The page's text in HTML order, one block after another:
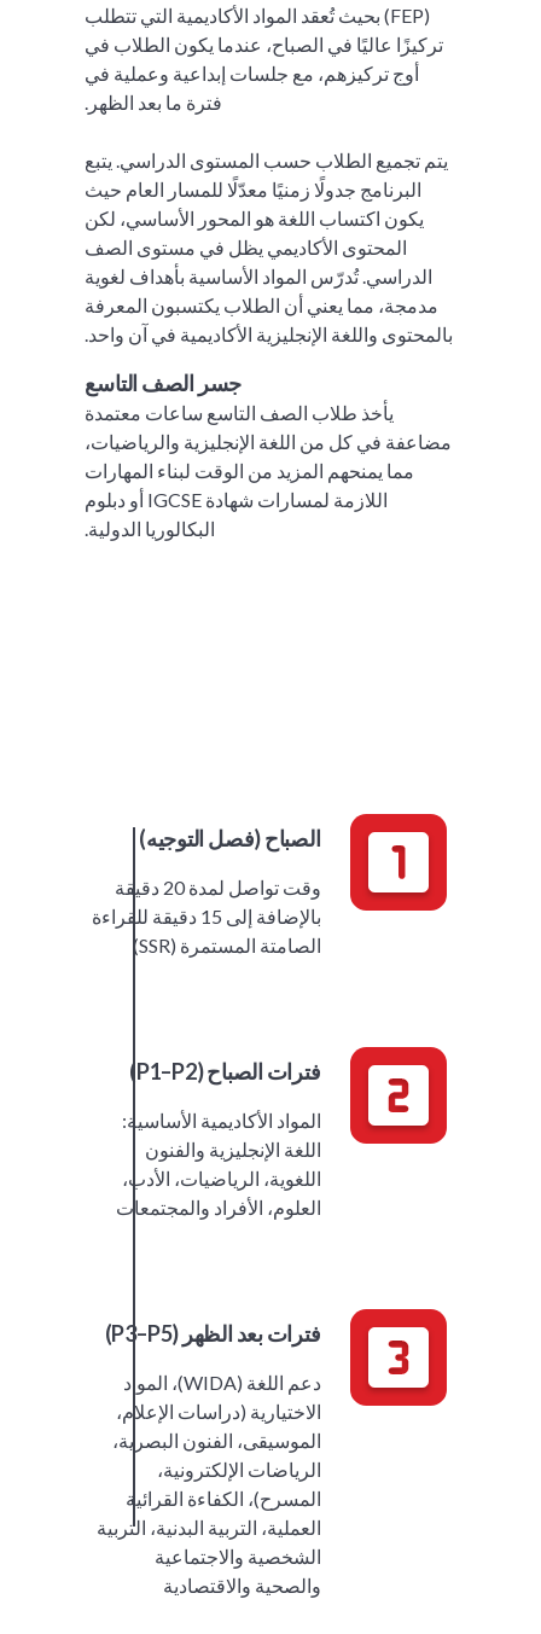
(FEP) بحيث تُعقد المواد الأكاديمية التي تتطلب
تركيزًا عاليًا في الصباح، عندما يكون الطلاب في
أوج تركيزهم، مع جلسات إبداعية وعملية في
فترة ما بعد الظهر.
يتم تجميع الطلاب حسب المستوى الدراسي. يتبع
البرنامج جدولًا زمنيًا معدّلًا للمسار العام حيث
يكون اكتساب اللغة هو المحور الأساسي، لكن
المحتوى الأكاديمي يظل في مستوى الصف
الدراسي. تُدرّس المواد الأساسية بأهداف لغوية
مدمجة، مما يعني أن الطلاب يكتسبون المعرفة
بالمحتوى واللغة الإنجليزية الأكاديمية في آن واحد.
جسر الصف التاسع
يأخذ طلاب الصف التاسع ساعات معتمدة
مضاعفة في كل من اللغة الإنجليزية والرياضيات،
مما يمنحهم المزيد من الوقت لبناء المهارات
اللازمة لمسارات شهادة IGCSE أو دبلوم
البكالوريا الدولية.
الصباح (فصل التوجيه)
وقت تواصل لمدة 20 دقيقة
بالإضافة إلى 15 دقيقة للقراءة
الصامتة المستمرة (SSR)
فترات الصباح (P1–P2)
المواد الأكاديمية الأساسية:
اللغة الإنجليزية والفنون
اللغوية، الرياضيات، الأدب،
العلوم، الأفراد والمجتمعات
فترات بعد الظهر (P3–P5)
دعم اللغة (WIDA)، المواد
الاختيارية (دراسات الإعلام،
الموسيقى، الفنون البصرية،
الرياضات الإلكترونية،
المسرح)، الكفاءة القرائية
العملية، التربية البدنية، التربية
الشخصية والاجتماعية
والصحية والاقتصادية